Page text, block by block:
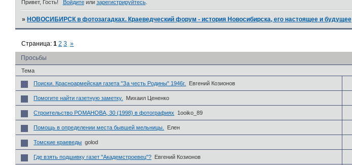
Привет, Гость! Войдитеили зарегистрируйтесь.
»НОВОСИБИРСК в фотозагадках. Краеведческий форум - история Новосибирска, его настоящее и будущее
Просьбы
Страница:1 2 3 »
Тема
Поиски. Красноармейская газета "За честь Родины" 1946г. Евгений Козионов
Помогите найти газетную заметку. Михаил Цененко
Строительство РОМАНОВА, 30 (1998) в фотографиях 1ooiko_89
Помощь в определении места бывшей мельницы. Елен
Томские краеведы golod
Где взять подшивку газет "Академстроевец"? Евгений Козионов